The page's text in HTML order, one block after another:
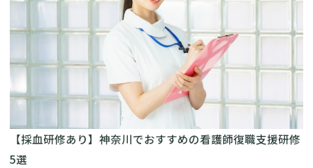
【採血研修あり】神奈川でおすすめの看護師復職支援研修
5選